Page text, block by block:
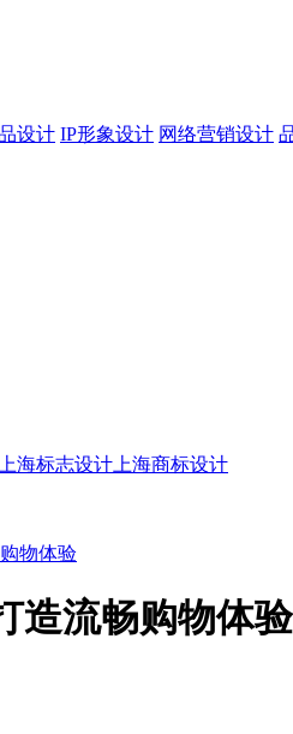
设计 IP形象设计 网络营销设计
上海标志设计 上海商标设计
物体验
造流畅购物体验